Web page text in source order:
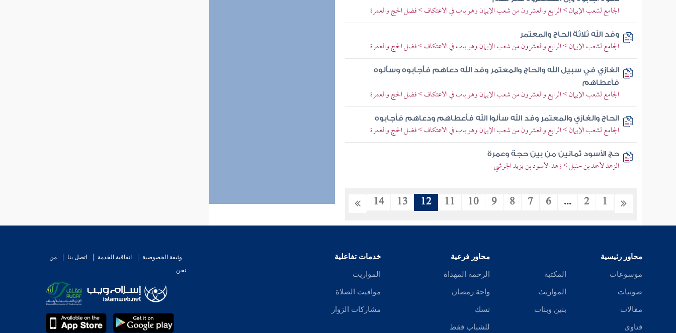
الجامع لشعب الإيمان > الرابع والعشرون من شعب الإيمان وهو باب في الاعتكاف > فضل الحج والعمرة
وفد الله ثلاثة الحاج والمعتمر
الجامع لشعب الإيمان > الرابع والعشرون من شعب الإيمان وهو باب في الاعتكاف > فضل الحج والعمرة
الغازي في سبيل الله والحاج والمعتمر وفد الله دعاهم فأجابوه وسألوه
فأعطاهم
الجامع لشعب الإيمان > الرابع والعشرون من شعب الإيمان وهو باب في الاعتكاف > فضل الحج والعمرة
الحاج والغازي والمعتمر وفد الله سألوا الله فأعطاهم ودعاهم فأجابوه
الجامع لشعب الإيمان > الرابع والعشرون من شعب الإيمان وهو باب في الاعتكاف > فضل الحج والعمرة
حج الأسود ثمانين من بين حجة وعمرة
الزهد لأحمد بن حنبل > زهد الأسود بن يزيد الجرشي
1
2
...
6
7
8
9
10
11
12
13
14
محاور رئيسية
موسوعات
صوتيات
مقالات
فتاوى
المكتبة
المواريث
بنين وبنات
محاور فرعية
الرحمة المهداة
واحة رمضان
نسك
للشباب فقط
خدمات تفاعلية
المواريث
مواقيت الصلاة
مشاركات الزوار
وثيقة الخصوصية اتفاقية الخدمة اتصل بنا
من
نحن